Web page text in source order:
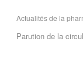
Actualités de la
Parution de la